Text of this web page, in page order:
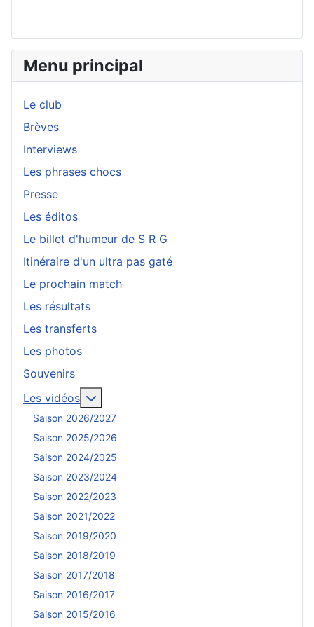
Menu principal
Le club
Brèves
Interviews
Les phrases chocs
Presse
Les éditos
Le billet d'humeur de S R G
Itinéraire d'un ultra pas gaté
Le prochain match
Les résultats
Les transferts
Les photos
Souvenirs
Les vidéos
Saison 2026/2027
Saison 2025/2026
Saison 2024/2025
Saison 2023/2024
Saison 2022/2023
Saison 2021/2022
Saison 2019/2020
Saison 2018/2019
Saison 2017/2018
Saison 2016/2017
Saison 2015/2016